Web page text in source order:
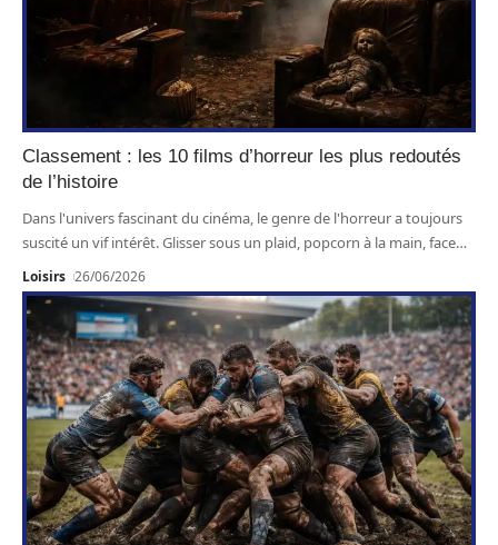
Classement : les 10 films d’horreur les plus redoutés
de l’histoire
Dans l'univers fascinant du cinéma, le genre de l'horreur a toujours
suscité un vif intérêt. Glisser sous un plaid, popcorn à la main, face…
Loisirs 26/06/2026